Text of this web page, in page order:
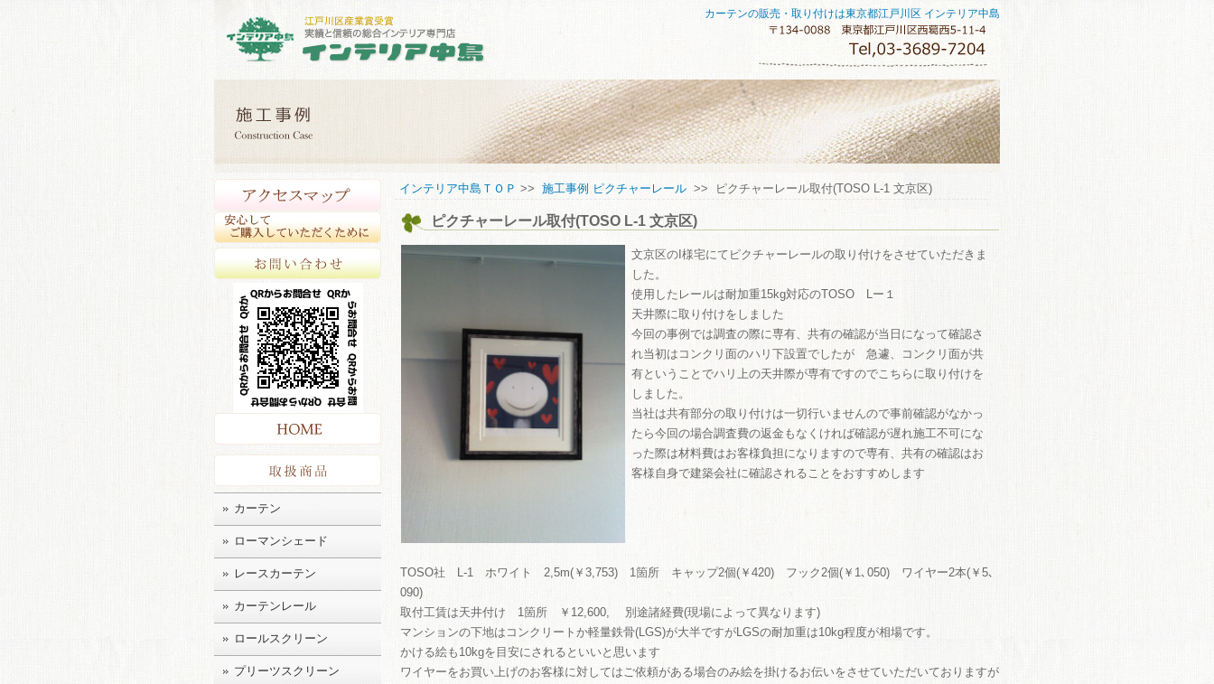
カーテンの販売・取り付けは東京都江戸川区 インテリア中島
アクセスマップ
安心してご購入していただくために
お問い合わせ
カーテン
ローマンシェード
レースカーテン
カーテンレール
ロールスクリーン
プリーツスクリーン
インテリア中島ＴＯＰ >> 施工事例 ピクチャーレール >> ピクチャーレール取付(TOSO L-1 文京区)
ピクチャーレール取付(TOSO L-1 文京区)
文京区のI様宅にてピクチャーレールの取り付けをさせていただきま
した。
使用したレールは耐加重15kg対応のTOSO Lー１
天井際に取り付けをしました
今回の事例では調査の際に専有、共有の確認が当日になって確認さ
れ当初はコンクリ面のハリ下設置でしたが 急遽、コンクリ面が共
有ということでハリ上の天井際が専有ですのでこちらに取り付けを
しました。
当社は共有部分の取り付けは一切行いませんので事前確認がなかっ
たら今回の場合調査費の返金もなくければ確認が遅れ施工不可にな
った際は材料費はお客様負担になりますので専有、共有の確認はお
客様自身で建築会社に確認されることをおすすめします
TOSO社 L-1 ホワイト 2,5m(￥3,753) 1箇所 キャップ2個(￥420) フック2個(￥1､050) ワイヤー2本(￥5､
090)
取付工賃は天井付け 1箇所 ￥12,600, 別途諸経費(現場によって異なります)
マンションの下地はコンクリートか軽量鉄骨(LGS)が大半ですがLGSの耐加重は10kg程度が相場です。
かける絵も10kgを目安にされるといいと思います
ワイヤーをお買い上げのお客様に対してはご依頼がある場合のみ絵を掛けるお伝いをさせていただいておりますが